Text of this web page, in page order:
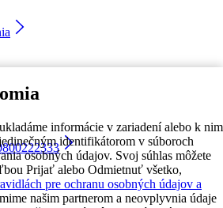
informácie v zariadení alebo k nim
identifikátorom v súboroch
osobných údajov. Svoj súhlas môžete
Prijať alebo Odmietnuť všetko,
pre ochranu osobných údajov a
našim partnerom a neovplyvnia údaje